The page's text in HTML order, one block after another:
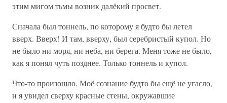
этим мигом тьмы возник далёкий просвет.
Сначала был тоннель, по которому я будто бы летел
вверх. Вверх! И там, вверху, был серебристый купол. Но
не было ни моря, ни неба, ни берега. Меня тоже не было,
как я понял чуть позднее. Только тоннель и купол.
Что-то произошло. Моё сознание будто бы ещё не угасло,
и я увидел сверху красные стены, окружавшие